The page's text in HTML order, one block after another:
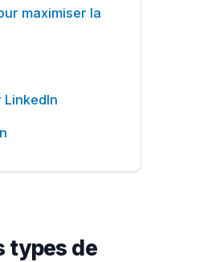
maximiser la
types de